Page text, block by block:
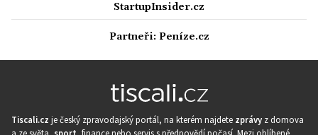
StartupInsider.cz
Partneři: Peníze.cz
Tiscali.cz je český zpravodajský portál, na kterém najdete zprávy z domova